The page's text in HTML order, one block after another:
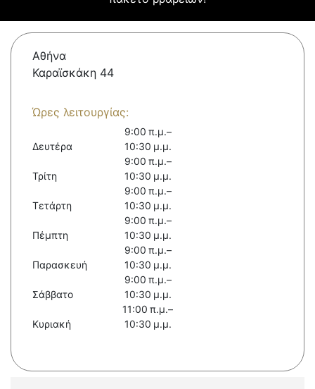
Αθήνα
Καραϊσκάκη 44
Ώρες λειτουργίας:
Δευτέρα
9:00 π.μ.–
10:30 μ.μ.
Τρίτη
9:00 π.μ.–
10:30 μ.μ.
Τετάρτη
9:00 π.μ.–
10:30 μ.μ.
Πέμπτη
9:00 π.μ.–
10:30 μ.μ.
Παρασκευή
9:00 π.μ.–
10:30 μ.μ.
Σάββατο
9:00 π.μ.–
10:30 μ.μ.
Κυριακή
11:00 π.μ.–
10:30 μ.μ.